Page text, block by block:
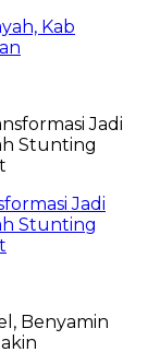
Kab
Jadi
Stunting